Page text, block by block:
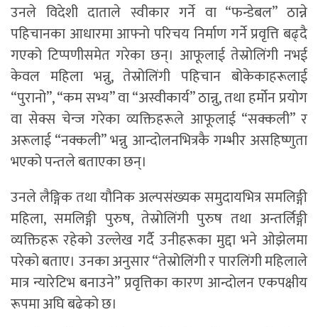
उनले विदेशी दाताले स्वीकार गर्ने वा “फन्डेबल” ठान्ने
पहिचानका आधारमा आफ्नो परिचय निर्माण गर्ने प्रवृत्ति बढ्दै
गएको टिप्पणीसमेत गरेका छन्। आफूलाई तेस्रोलिंगी नभई
केवल महिला भन्नु, तेस्रोलिंगी पहिचान बोकेकाहरूलाई
“पुरानो”, “कम सभ्य” वा “अस्वीकार्य” ठान्नु, तथा हर्मोन प्रयोग
वा सेक्स चेन्ज गरेका व्यक्तिहरूले आफूलाई “सक्कली” र
अरूलाई “नक्कली” भन्नु आन्दोलनभित्रकै गम्भीर असहिष्णुता
भएको पन्तले बताएका छन्।
उनले लैङ्गिक तथा यौनिक अल्पसंख्यक समुदायभित्र समलिङ्गी
महिला, समलिङ्गी पुरुष, तेस्रोलिंगी पुरुष तथा अन्तर्लिङ्गी
व्यक्तिहरू रहेको उल्लेख गर्दै उनीहरूका मुद्दा भने ओझेलमा
परेको बताए। उनका अनुसार “तेस्रोलिंगी र पारलिंगी महिलाले
मात्र न्यारेटिभ बनाउने” प्रवृत्तिका कारण आन्दोलन एकपक्षीय
रूपमा अघि बढेको छ।